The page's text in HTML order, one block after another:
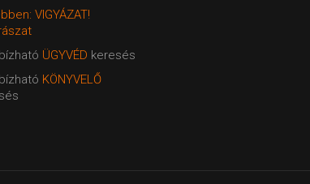
VIGYÁZAT!
ÜGYVÉD keresés
KÖNYVELŐ